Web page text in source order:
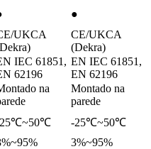
●
UKCA
CE/UKCA
(Dekra)
IEC 61851,
62196
EN IEC 61851,
EN 62196
na
Montado na
parede
-25℃~50℃
3%~95%